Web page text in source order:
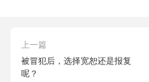
上一篇
被冒犯后，选择宽恕还是报复
呢？